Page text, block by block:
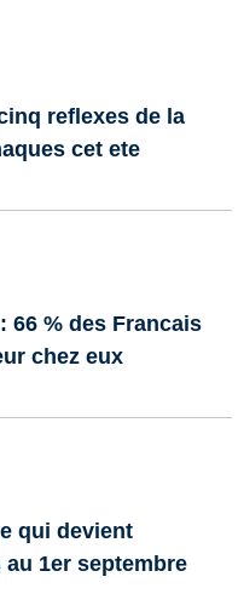
reflexes de la
cet ete
66 % des Francais
chez eux
qui devient
1er septembre